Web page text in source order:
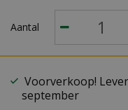
Aantal
Voorverkoop!
september